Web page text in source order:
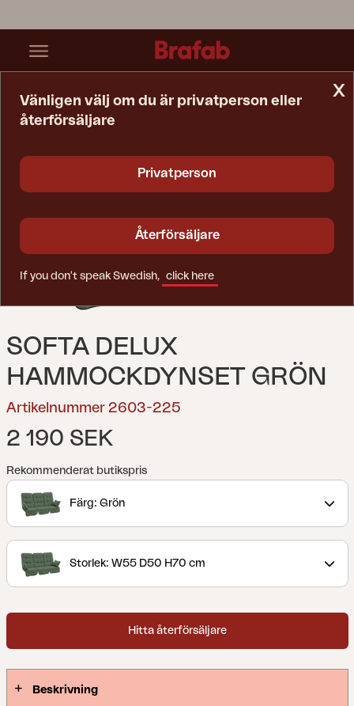
SOFTA DELUX
HAMMOCKDYNSET GRÖN
Artikelnummer 2603-225
2 190 SEK
Rekommenderat butikspris
Färg: Grön
Storlek: W55 D50 H70 cm
Hitta återförsäljare
Beskrivning
x
Vänligen välj om du är privatperson eller
återförsäljare
Privatperson
Återförsäljare
If you don't speak Swedish, click here